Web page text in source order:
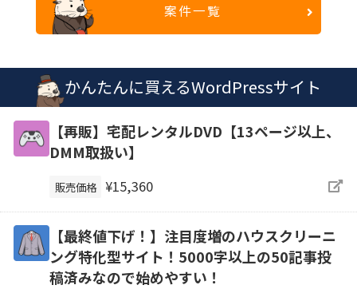
案件一覧
かんたんに買えるWordPressサイト
【再販】宅配レンタルDVD【13ページ以上、
DMM取扱い】
販売価格 ¥15,360
【最終値下げ！】注目度増のハウスクリーニ
ング特化型サイト！5000字以上の50記事投
稿済みなので始めやすい！